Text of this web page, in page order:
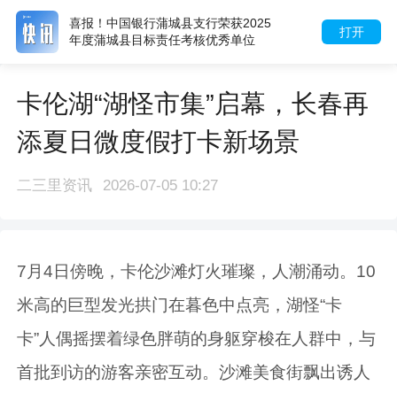
打开
喜报！中国银行蒲城县支行荣获2025
年度蒲城县目标责任考核优秀单位
卡伦湖“湖怪市集”启幕，长春再
添夏日微度假打卡新场景
二三里资讯 2026-07-05 10:27
7月4日傍晚，卡伦沙滩灯火璀璨，人潮涌动。10
米高的巨型发光拱门在暮色中点亮，湖怪“卡
卡”人偶摇摆着绿色胖萌的身躯穿梭在人群中，与
首批到访的游客亲密互动。沙滩美食街飘出诱人